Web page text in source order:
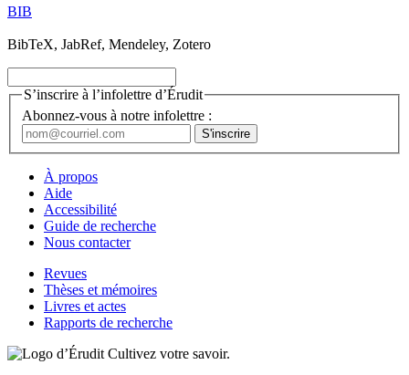
BIB
BibTeX, JabRef, Mendeley, Zotero
S’inscrire à l’infolettre d’Érudit
Abonnez-vous à notre infolettre :
À propos
Aide
Accessibilité
Guide de recherche
Nous contacter
Revues
Thèses et mémoires
Livres et actes
Rapports de recherche
Cultivez votre savoir.